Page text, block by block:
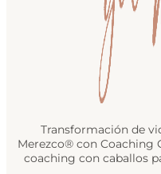
Transformación de
Merezco® con Coaching
coaching con caballos